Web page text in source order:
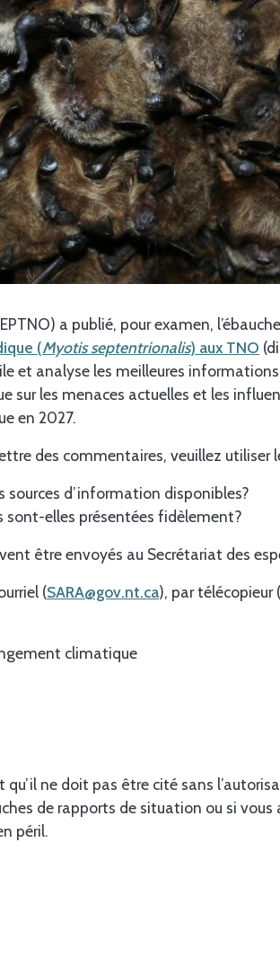
a publié, pour examen,
(Myotis septentrionalis) aux TNO
et analyse les meilleures
sur les menaces actuelles et les
en 2027.
des commentaires, veuillez utiliser
d’information disponibles?
sont-elles présentées fidèlement?
être envoyés au Secrétariat des
(SARA@gov.nt.ca), par télécopieur
climatique
ne doit pas être cité sans
de rapports de situation ou si
péril.